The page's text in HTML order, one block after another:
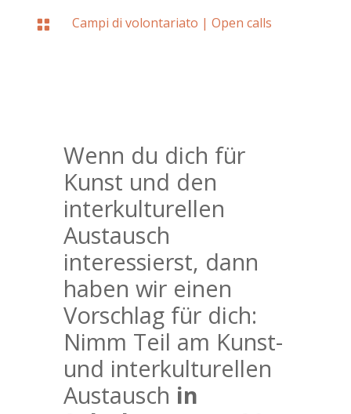
 Campi di volontariato | Open calls
Wenn du dich für
Kunst und den
interkulturellen
Austausch
interessierst, dann
haben wir einen
Vorschlag für dich:
Nimm Teil am Kunst-
und interkulturellen
Austausch in